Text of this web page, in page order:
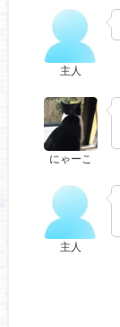
主人
にゃーこ
主人